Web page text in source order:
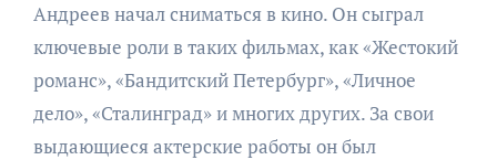
Андреев начал сниматься в кино. Он сыграл
ключевые роли в таких фильмах, как «Жестокий
романс», «Бандитский Петербург», «Личное
дело», «Сталинград» и многих других. За свои
выдающиеся актерские работы он был